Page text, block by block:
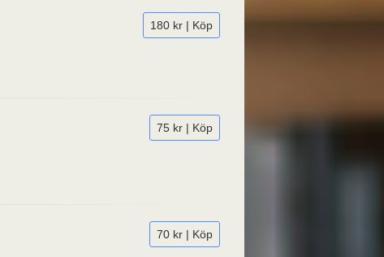
180 kr | Köp
75 kr | Köp
70 kr | Köp